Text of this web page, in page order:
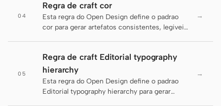
Kimi CLI
Trae CLI
Aider
Antigravity
04
Regra de craft cor
Esta regra do Open Design define o padrao
cor para gerar artefatos consistentes, legiveis
→
05
Regra de craft Editorial typography
hierarchy
Esta regra do Open Design define o padrao
Editorial typography hierarchy para gerar
→